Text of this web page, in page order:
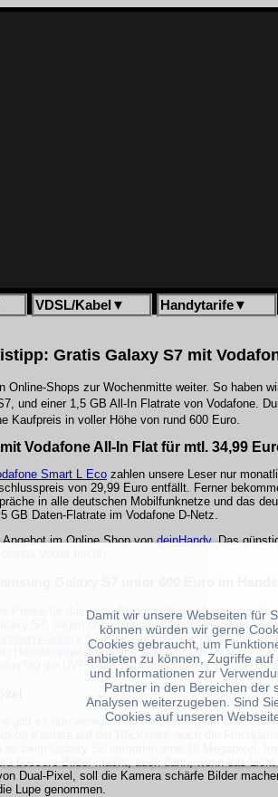
VDSL/Kabel ▼ Handytarife▼
Gratis Galaxy S7 mit
Online-Shops zur Wochenmitte weiter. So haben
und einer 1,5 GB All-In Flatrate von Vodafone.
Kaufpreis in voller Höhe von rund 600 Euro.
Vodafone All-In Flat für mtl. 34,99
Smart L Eco zahlen unsere Leser nur
von 29,99 Euro entfällt. Ferner
in alle deutschen Mobilfunknetze und das
GB Daten-Flatrate im Vodafone D-Netz.
Angebot im Online Shop vondeinHandy. Das
Vorrat reicht.
Preise für das neue Flaggschiff von Samsung,
S7, liegen ohne einen Laufzeitvertrag laut
Galaxy S7 Preisvergleichbei der 32 GB
Händlerangeboten bei knapp unter der 600 Euro
lag die UVP beim Samsung Galaxy S7 bei 699
gibt es nun weniger Pixel-Auflösung bei einer
Kamera auf der Rückseite, auch die
beim Galaxy S6 immerhin eine 16 Megapixel.
bessere Bilder macht, auch dann, wenn das
Dual-Pixel, soll die Kamera schärfe Bilder
Lupe genommen.
Damit wir unsere Webseiten für
können würden wir gerne
Cookies gebraucht, um
anbieten zu können, Zugriffe
und Informationen zur
Partner in den Bereichen der
Analysen weiterzugeben. Sind
Cookies auf unseren